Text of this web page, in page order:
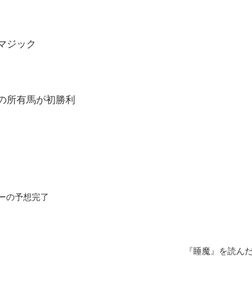
ジック
所有馬が初勝利
の予想完了
『睡魔』を読ん